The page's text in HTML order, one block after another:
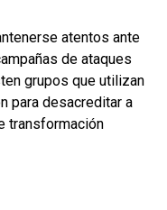
atentos ante
de ataques
grupos que utilizan
para desacreditar a
transformación